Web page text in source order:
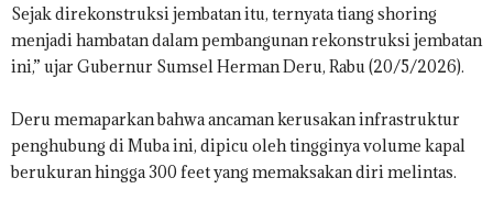
Sejak direkonstruksi jembatan itu, ternyata tiang shoring
menjadi hambatan dalam pembangunan rekonstruksi jembatan
ini,” ujar Gubernur Sumsel Herman Deru, Rabu (20/5/2026).
Deru memaparkan bahwa ancaman kerusakan infrastruktur
penghubung di Muba ini, dipicu oleh tingginya volume kapal
berukuran hingga 300 feet yang memaksakan diri melintas.